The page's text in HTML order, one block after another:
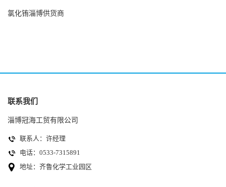
氯化铕淄博供货商
联系我们
淄博冠海工贸有限公司
联系人：许经理
电话：0533-7315891
地址：齐鲁化学工业园区